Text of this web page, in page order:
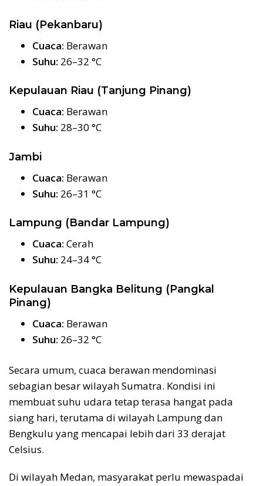
Riau (Pekanbaru)
Cuaca: Berawan
Suhu: 26–32 °C
Kepulauan Riau (Tanjung Pinang)
Cuaca: Berawan
Suhu: 28–30 °C
Jambi
Cuaca: Berawan
Suhu: 26–31 °C
Lampung (Bandar Lampung)
Cuaca: Cerah
Suhu: 24–34 °C
Kepulauan Bangka Belitung (Pangkal
Pinang)
Cuaca: Berawan
Suhu: 26–32 °C
Secara umum, cuaca berawan mendominasi
sebagian besar wilayah Sumatra. Kondisi ini
membuat suhu udara tetap terasa hangat pada
siang hari, terutama di wilayah Lampung dan
Bengkulu yang mencapai lebih dari 33 derajat
Celsius.
Di wilayah Medan, masyarakat perlu mewaspadai